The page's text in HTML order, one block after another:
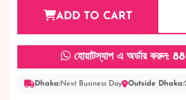
ADD TO CART
হোয়াটস্যাপ এ অর্ডার করুন:
Dhaka:Next Business Day Outside Dhaka: